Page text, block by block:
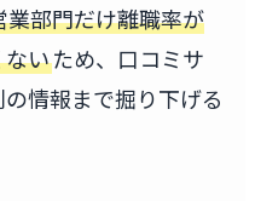
部門だけ離職率が
いため、口コミサ
情報まで掘り下げる